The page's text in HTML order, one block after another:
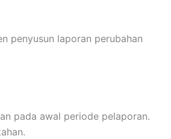
penyusun laporan perubahan
pada awal periode pelaporan.